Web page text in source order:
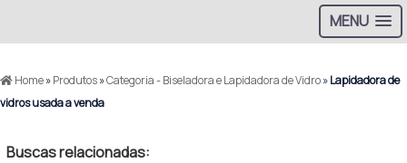
MENU
Home»Produtos»Categoria - Biseladora e Lapidadora de Vidro»Lapidadora de
vidros usada a venda
Buscas relacionadas: